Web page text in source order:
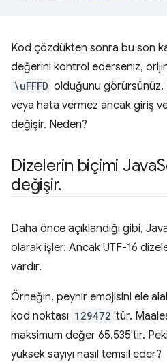
Kod çözdükten sonra bu son
değerini kontrol ederseniz,
\uFFFD olduğunu görürsünüz.
veya hata vermez ancak giriş
değişir. Neden?
Dizelerin biçimi Java
değişir.
Daha önce açıklandığı gibi,
olarak işler. Ancak UTF-16
vardır.
Örneğin, peynir emojisini ele
kod noktası 129472 'tür.
maksimum değer 65.535'tir.
yüksek sayıyı nasıl temsil eder?